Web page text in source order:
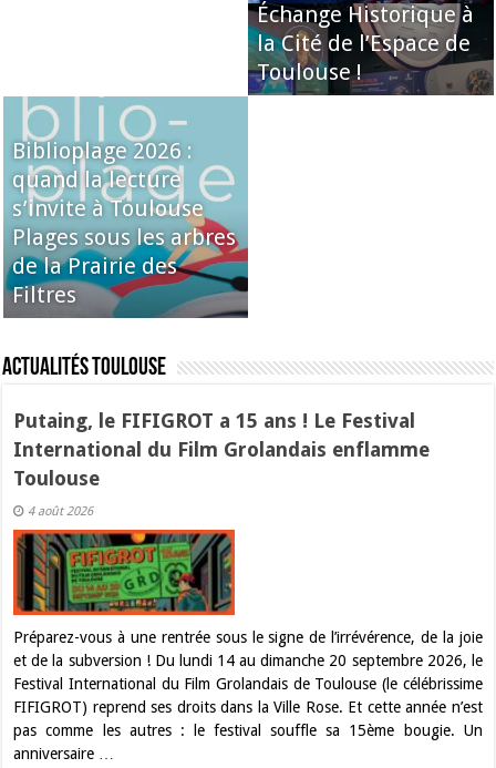
Échange Historique à
la Cité de l’Espace de
Toulouse !
Biblioplage 2026 :
quand la lecture
s’invite à Toulouse
Plages sous les arbres
de la Prairie des
Filtres
Actualités Toulouse
Putaing, le FIFIGROT a 15 ans ! Le Festival
International du Film Grolandais enflamme
Toulouse
4 août 2026
Préparez-vous à une rentrée sous le signe de l’irrévérence, de la joie
et de la subversion ! Du lundi 14 au dimanche 20 septembre 2026, le
Festival International du Film Grolandais de Toulouse (le célébrissime
FIFIGROT) reprend ses droits dans la Ville Rose. Et cette année n’est
pas comme les autres : le festival souffle sa 15ème bougie. Un
anniversaire …